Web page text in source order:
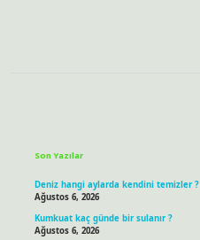
Son Yazılar
Deniz hangi aylarda kendini temizler ?
Ağustos 6, 2026
Kumkuat kaç günde bir sulanır ?
Ağustos 6, 2026